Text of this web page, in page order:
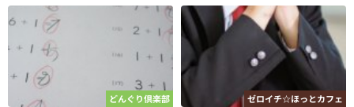
どんぐり倶楽部 ゼロイチ☆ほっとカフェ